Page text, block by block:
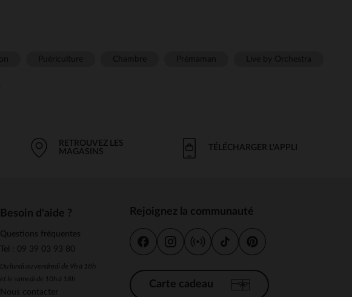
RETROUVEZ LES
MAGASINS
TÉLÉCHARGER L'APPLI
Besoin d'aide ?
Questions fréquentes
Tel : 09 39 03 93 80
Du lundi au vendredi de 9h à 18h
et le samedi de 10h à 18h
Nous contacter
Rejoignez la communauté
Carte cadeau